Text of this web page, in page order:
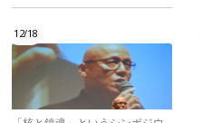
12/18